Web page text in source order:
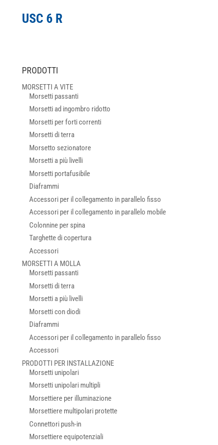
USC 6 R
PRODOTTI
MORSETTI A VITE
Morsetti passanti
Morsetti ad ingombro ridotto
Morsetti per forti correnti
Morsetti di terra
Morsetto sezionatore
Morsetti a più livelli
Morsetti portafusibile
Diaframmi
Accessori per il collegamento in parallelo fisso
Accessori per il collegamento in parallelo mobile
Colonnine per spina
Targhette di copertura
Accessori
MORSETTI A MOLLA
Morsetti passanti
Morsetti di terra
Morsetti a più livelli
Morsetti con diodi
Diaframmi
Accessori per il collegamento in parallelo fisso
Accessori
PRODOTTI PER INSTALLAZIONE
Morsetti unipolari
Morsetti unipolari multipli
Morsettiere per illuminazione
Morsettiere multipolari protette
Connettori push-in
Morsettiere equipotenziali